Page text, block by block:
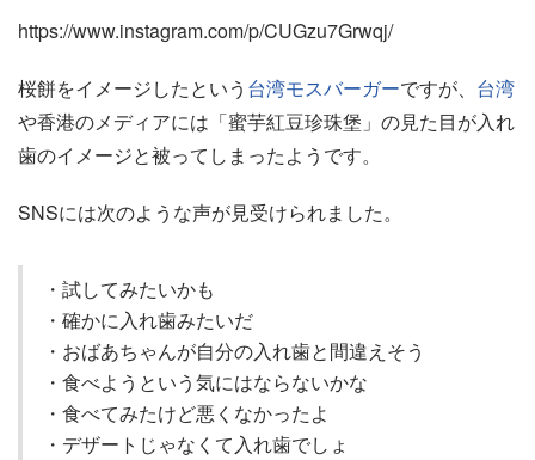
https://www.instagram.com/p/CUGzu7Grwqj/
桜餅をイメージしたという 台湾モスバーガーですが、 台湾
や香港のメディアには「蜜芋紅豆珍珠堡」の見た目が入れ
歯のイメージと被ってしまったようです。
SNSには次のような声が見受けられました。
・試してみたいかも
・確かに入れ歯みたいだ
・おばあちゃんが自分の入れ歯と間違えそう
・食べようという気にはならないかな
・食べてみたけど悪くなかったよ
・デザートじゃなくて入れ歯でしょ